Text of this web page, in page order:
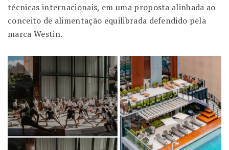
técnicas internacionais, em uma proposta alinhada ao
conceito de alimentação equilibrada defendido pela
marca Westin.